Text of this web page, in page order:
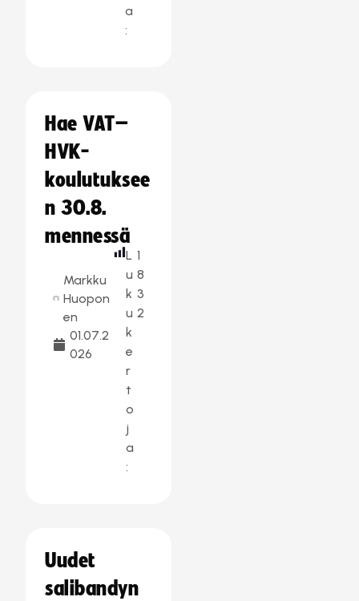
a
:
Hae VAT–
HVK-
koulutuksee
n 30.8.
mennessä
Markku
Huopon
en
01.07.2
026
L
u
k
u
k
e
r
t
o
j
a
:
1
8
3
2
Uudet
salibandyn